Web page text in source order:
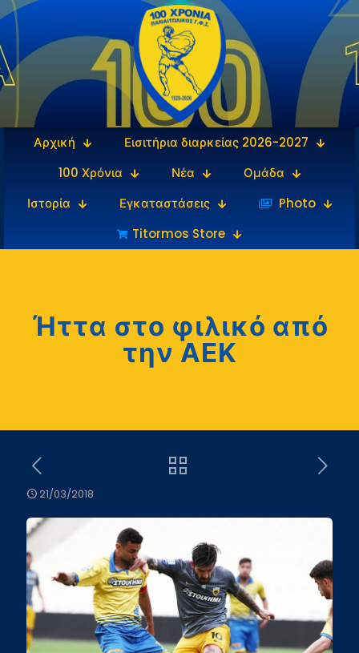
Αρχική
Εισιτήρια διαρκείας 2026-2027
100 Χρόνια
Νέα
Ομάδα
Ιστορία
Εγκαταστάσεις
‎‏‏‎ ‎Photo
Titormos Store
Ήττα στο φιλικό από
την ΑΕΚ
21/03/2018